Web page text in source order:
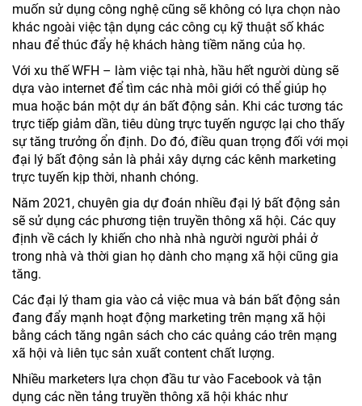
muốn sử dụng công nghệ cũng sẽ không có lựa chọn nào
khác ngoài việc tận dụng các công cụ kỹ thuật số khác
nhau để thúc đẩy hệ khách hàng tiềm năng của họ.
Với xu thế WFH – làm việc tại nhà, hầu hết người dùng sẽ
dựa vào internet để tìm các nhà môi giới có thể giúp họ
mua hoặc bán một dự án bất động sản. Khi các tương tác
trực tiếp giảm dần, tiêu dùng trực tuyến ngược lại cho thấy
sự tăng trưởng ổn định. Do đó, điều quan trọng đối với mọi
đại lý bất động sản là phải xây dựng các kênh marketing
trực tuyến kịp thời, nhanh chóng.
Năm 2021, chuyên gia dự đoán nhiều đại lý bất động sản
sẽ sử dụng các phương tiện truyền thông xã hội. Các quy
định về cách ly khiến cho nhà nhà người người phải ở
trong nhà và thời gian họ dành cho mạng xã hội cũng gia
tăng.
Các đại lý tham gia vào cả việc mua và bán bất động sản
đang đẩy mạnh hoạt động marketing trên mạng xã hội
bằng cách tăng ngân sách cho các quảng cáo trên mạng
xã hội và liên tục sản xuất content chất lượng.
Nhiều marketers lựa chọn đầu tư vào Facebook và tận
dụng các nền tảng truyền thông xã hội khác như